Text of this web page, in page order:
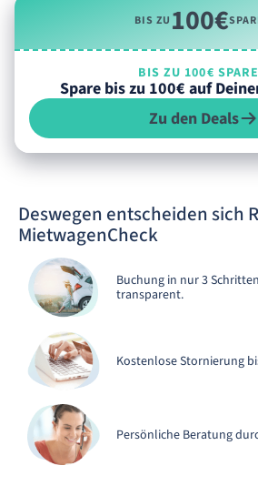
BIS ZU100€
BIS ZU 100€
Spare bis zu 100€ auf
Zu den Deals
Deswegen entscheiden sich
MietwagenCheck
Buchung in nur 3
transparent.
Kostenlose Stornierung
Persönliche Beratung